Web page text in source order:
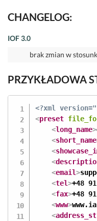
CHANGELOG:
IOF 3.0
brak zmian w
PRZYKŁADOWA
<?xml
<preset
<long_name>
<short_name
<
<
<email>
<tel>+48
<fax>+48
<www>
<